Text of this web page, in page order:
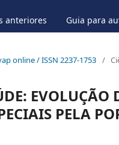
anteriores Guia para
online / ISSN 2237-1753 /
EVOLUÇÃO
PELA